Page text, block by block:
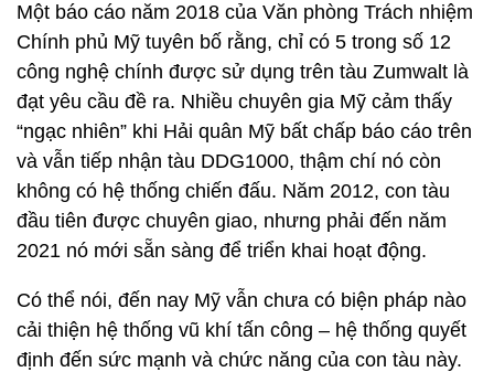
Một báo cáo năm 2018 của Văn phòng Trách nhiệm
Chính phủ Mỹ tuyên bố rằng, chỉ có 5 trong số 12
công nghệ chính được sử dụng trên tàu Zumwalt là
đạt yêu cầu đề ra. Nhiều chuyên gia Mỹ cảm thấy
“ngạc nhiên” khi Hải quân Mỹ bất chấp báo cáo trên
và vẫn tiếp nhận tàu DDG1000, thậm chí nó còn
không có hệ thống chiến đấu. Năm 2012, con tàu
đầu tiên được chuyên giao, nhưng phải đến năm
2021 nó mới sẵn sàng để triển khai hoạt động.
Có thể nói, đến nay Mỹ vẫn chưa có biện pháp nào
cải thiện hệ thống vũ khí tấn công – hệ thống quyết
định đến sức mạnh và chức năng của con tàu này.